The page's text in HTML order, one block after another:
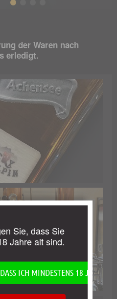
der Waren nach
erledigt.
Sie, dass Sie
Jahre alt sind.
ICH MINDESTENS 18 JAHRE